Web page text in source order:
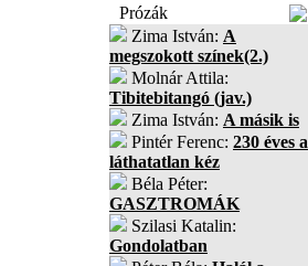
Prózák
Zima István: A
megszokott színek(2.)
Molnár Attila:
Tibitebitangó (jav.)
Zima István: A másik is
Pintér Ferenc: 230 éves a
láthatatlan kéz
Béla Péter:
GASZTROMÁK
Szilasi Katalin:
Gondolatban